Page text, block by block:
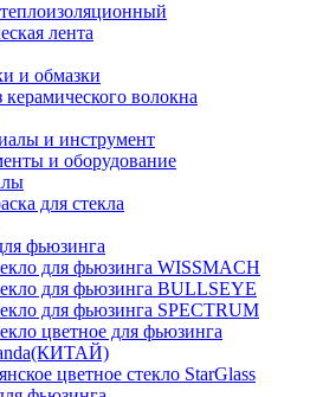
лента
и обмазки
керамического волокна
и инструмент
и оборудование
для стекла
фьюзинга
для фьюзинга WISSMACH
для фьюзинга BULLSEYE
для фьюзинга SPECTRUM
цветное для фьюзинга
цветное стекло StarGlass